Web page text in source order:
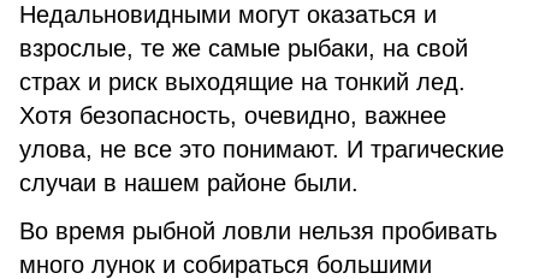
Недальновидными могут оказаться и
взрослые, те же самые рыбаки, на свой
страх и риск выходящие на тонкий лед.
Хотя безопасность, очевидно, важнее
улова, не все это понимают. И трагические
случаи в нашем районе были.
Во время рыбной ловли нельзя пробивать
много лунок и собираться большими